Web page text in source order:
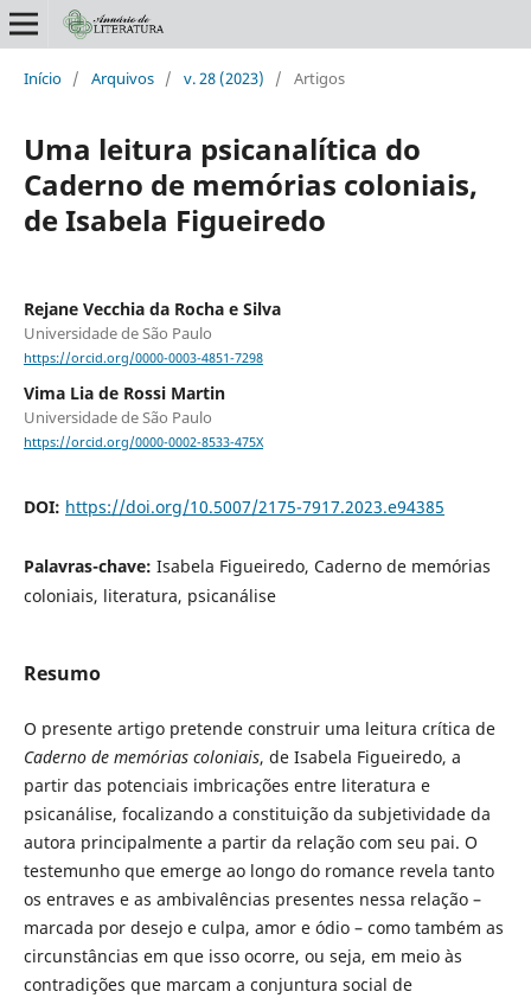
Início / Arquivos / v. 28 (2023) / Artigos
Uma leitura psicanalítica do
Caderno de memórias coloniais,
de Isabela Figueiredo
Rejane Vecchia da Rocha e Silva
Universidade de São Paulo
https://orcid.org/0000-0003-4851-7298
Vima Lia de Rossi Martin
Universidade de São Paulo
https://orcid.org/0000-0002-8533-475X
DOI: https://doi.org/10.5007/2175-7917.2023.e94385
Palavras-chave: Isabela Figueiredo, Caderno de memórias
coloniais, literatura, psicanálise
Resumo
O presente artigo pretende construir uma leitura crítica de
Caderno de memórias coloniais, de Isabela Figueiredo, a
partir das potenciais imbricações entre literatura e
psicanálise, focalizando a constituição da subjetividade da
autora principalmente a partir da relação com seu pai. O
testemunho que emerge ao longo do romance revela tanto
os entraves e as ambivalências presentes nessa relação –
marcada por desejo e culpa, amor e ódio – como também as
circunstâncias em que isso ocorre, ou seja, em meio às
contradições que marcam a conjuntura social de